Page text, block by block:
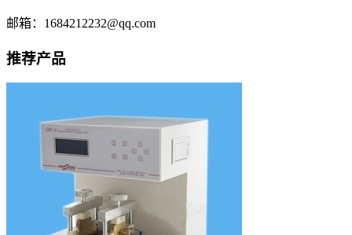
邮箱：1684212232@qq.com
推荐产品